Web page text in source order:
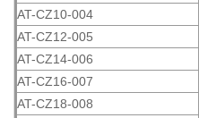
AT-CZ10-004
AT-CZ12-005
AT-CZ14-006
AT-CZ16-007
AT-CZ18-008